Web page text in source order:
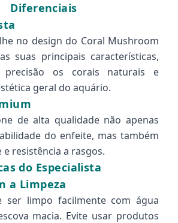
Diferenciais
no design do Coral Mushroom
suas principais características,
precisão os corais naturais e
geral do aquário.
de alta qualidade não apenas
do enfeite, mas também
resistência a rasgos.
do Especialista
a Limpeza
ser limpo facilmente com água
macia. Evite usar produtos